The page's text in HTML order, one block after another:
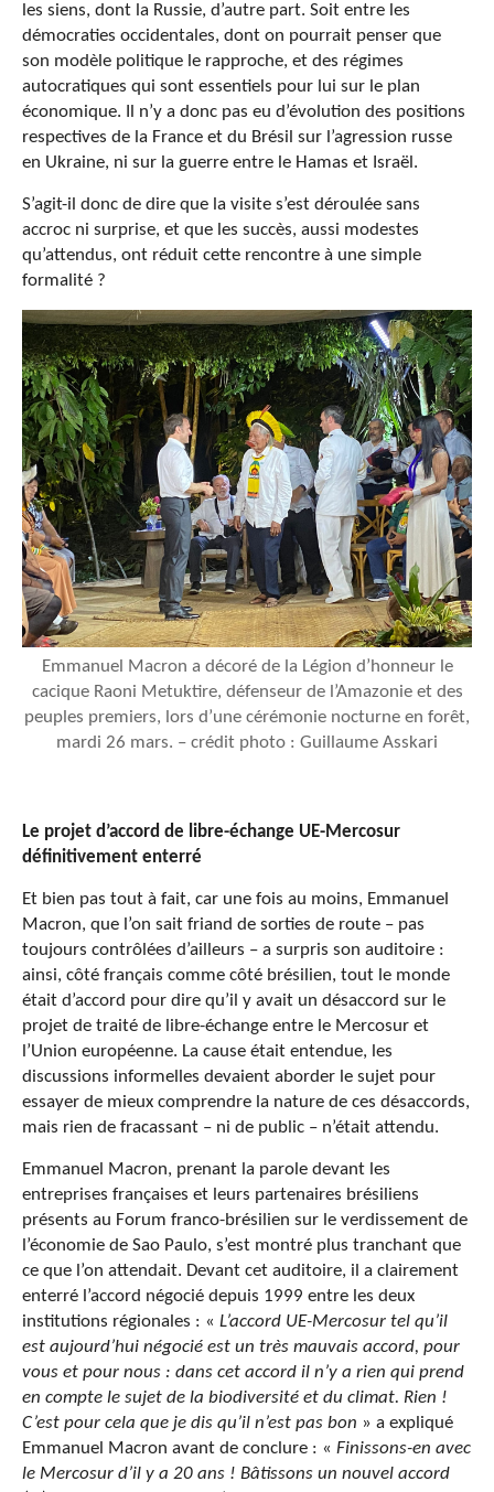
les siens, dont la Russie, d’autre part. Soit entre les
démocraties occidentales, dont on pourrait penser que
son modèle politique le rapproche, et des régimes
autocratiques qui sont essentiels pour lui sur le plan
économique. Il n’y a donc pas eu d’évolution des positions
respectives de la France et du Brésil sur l’agression russe
en Ukraine, ni sur la guerre entre le Hamas et Israël.
S’agit-il donc de dire que la visite s’est déroulée sans
accroc ni surprise, et que les succès, aussi modestes
qu’attendus, ont réduit cette rencontre à une simple
formalité ?
Emmanuel Macron a décoré de la Légion d’honneur le
cacique Raoni Metuktire, défenseur de l’Amazonie et des
peuples premiers, lors d’une cérémonie nocturne en forêt,
mardi 26 mars. – crédit photo : Guillaume Asskari
Le projet d’accord de libre-échange UE-Mercosur
définitivement enterré
Et bien pas tout à fait, car une fois au moins, Emmanuel
Macron, que l’on sait friand de sorties de route – pas
toujours contrôlées d’ailleurs – a surpris son auditoire :
ainsi, côté français comme côté brésilien, tout le monde
était d’accord pour dire qu’il y avait un désaccord sur le
projet de traité de libre-échange entre le Mercosur et
l’Union européenne. La cause était entendue, les
discussions informelles devaient aborder le sujet pour
essayer de mieux comprendre la nature de ces désaccords,
mais rien de fracassant – ni de public – n’était attendu.
Emmanuel Macron, prenant la parole devant les
entreprises françaises et leurs partenaires brésiliens
présents au Forum franco-brésilien sur le verdissement de
l’économie de Sao Paulo, s’est montré plus tranchant que
ce que l’on attendait. Devant cet auditoire, il a clairement
enterré l’accord négocié depuis 1999 entre les deux
institutions régionales : « L’accord UE-Mercosur tel qu’il
est aujourd’hui négocié est un très mauvais accord, pour
vous et pour nous : dans cet accord il n’y a rien qui prend
en compte le sujet de la biodiversité et du climat. Rien !
C’est pour cela que je dis qu’il n’est pas bon » a expliqué
Emmanuel Macron avant de conclure : « Finissons-en avec
le Mercosur d’il y a 20 ans ! Bâtissons un nouvel accord